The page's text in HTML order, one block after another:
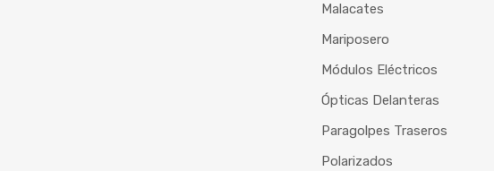
Malacates
Mariposero
Módulos Eléctricos
Ópticas Delanteras
Paragolpes Traseros
Polarizados